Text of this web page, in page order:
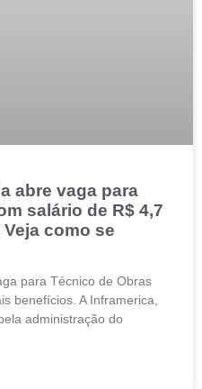
abre vaga para
salário de R$ 4,7
como se
para Técnico de Obras
benefícios. A Inframerica,
administração do